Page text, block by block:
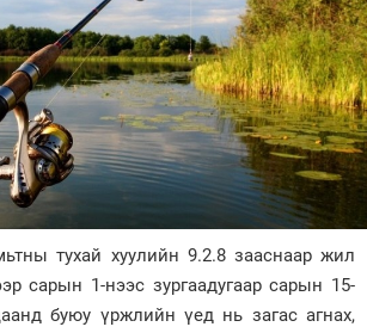
тухай хуулийн 9.2.8 зааснаар жил
сарын 1-нээс зургаадугаар сарын 15-
буюу үржлийн үед нь загас агнах,